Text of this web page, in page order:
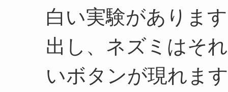
白い実験がありま
出し、ネズミはそ
いボタンが現れま